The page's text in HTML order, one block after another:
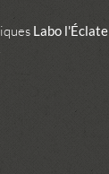
Labo l'Éclate